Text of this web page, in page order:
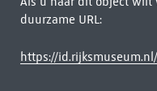
duurzame URL:
https://